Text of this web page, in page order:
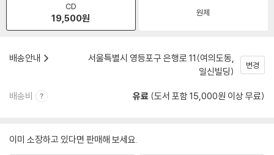
CD
19,500원 원제
배송안내
서울특별시 영등포구 은행로 11(여의도동,
일신빌딩)
변경
배송비 유료 (도서 포함 15,000원 이상 무료)
이미 소장하고 있다면 판매해 보세요.